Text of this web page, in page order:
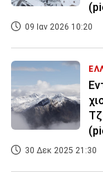
09 Ιαν 2026 10:20
30 Δεκ 2025 21:30